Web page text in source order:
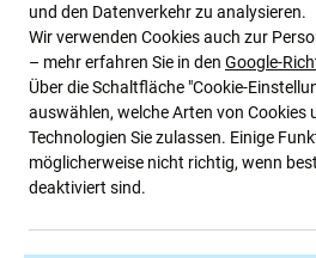
Qualität der Ersatzteile
Qualität: Aftermarket– Als
Ersatzteile werden nach den
Spezifikationen und Materialien
hergestellt. Es handelt sich um
und den Datenverkehr zu analysieren.
Wir verwenden Cookies auch zur
– mehr erfahren Sie in den Google-
Über die Schaltfläche "Cookie-
auswählen, welche Arten von Cookies
Technologien Sie zulassen. Einige
möglicherweise nicht richtig, wenn
deaktiviert sind.